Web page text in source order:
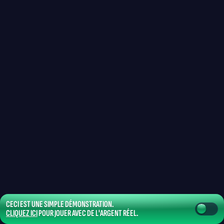
CECI EST UNE SIMPLE DÉMONSTRATION.
CLIQUEZ ICIPOUR JOUER AVEC DE L'ARGENT RÉEL.